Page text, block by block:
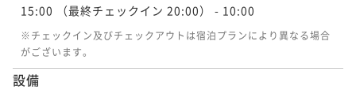
15:00 （最終チェックイン 20:00） - 10:00
※チェックイン及びチェックアウトは宿泊プランにより異なる場合
がございます。
設備